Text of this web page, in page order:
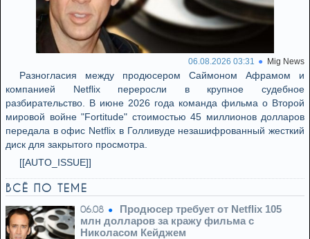
06.08.2026 03:31 Mig News
Разногласия между продюсером Саймоном Афрамом и
компанией Netflix переросли в крупное судебное
разбирательство. В июне 2026 года команда фильма о Второй
мировой войне "Fortitude" стоимостью 45 миллионов долларов
передала в офис Netflix в Голливуде незашифрованный жесткий
диск для закрытого просмотра.
[[AUTO_ISSUE]]
ВСЁ ПО ТЕМЕ
06.08
Продюсер требует от Netflix 105
млн долларов за кражу фильма с
Николасом Кейджем